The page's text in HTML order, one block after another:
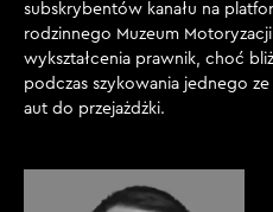
[00:03:12]
K. MAJDAN: Moja
się stąd, że żyjemy też
zamkniętej bańce
tego typu auta - zdarza się
czyli mamy jakiś pierwszy
subskrybentów kanału na
rodzinnego Muzeum
wykształcenia prawnik, choć
podczas szykowania jednego
aut do przejażdżki.